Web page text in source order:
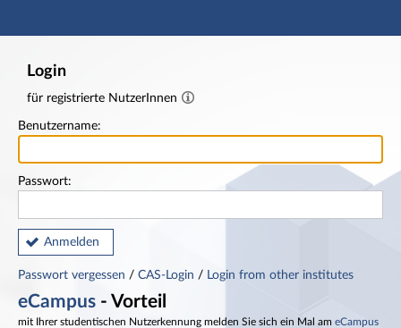
Hauptnavigation
Login
für registrierte NutzerInnen
Benutzername:
Passwort:
Anmelden
Passwort vergessen / CAS-Login / Login from other institutes
eCampus - Vorteil
mit Ihrer studentischen Nutzerkennung melden Sie sich ein Mal am eCampus